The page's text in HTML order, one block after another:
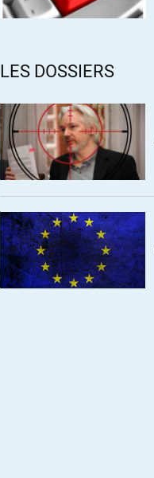
LES DOSSIERS